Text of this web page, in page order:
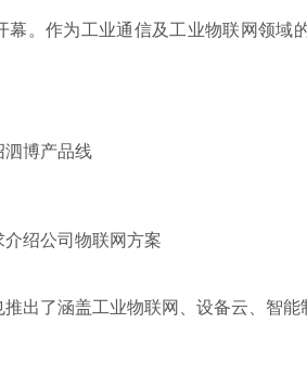
。作为工业通信及工业物联网领域
泗博产品线
绍公司物联网方案
出了涵盖工业物联网、设备云、智